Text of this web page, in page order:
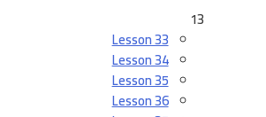
13
Lesson 33
Lesson 34
Lesson 35
Lesson 36